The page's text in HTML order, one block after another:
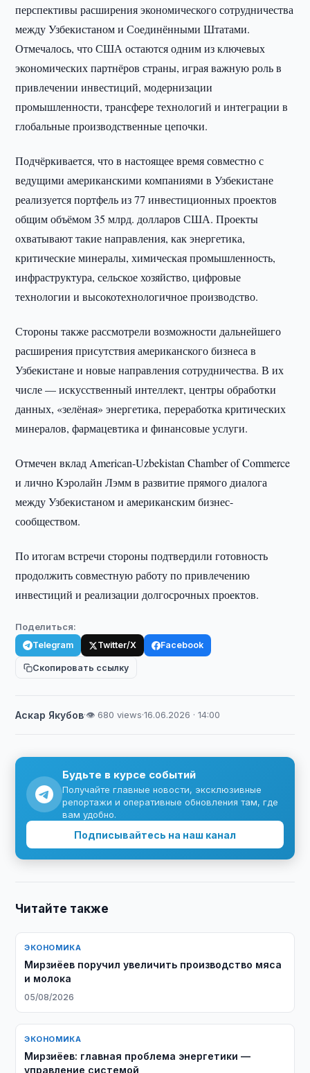
перспективы расширения экономического сотрудничества
между Узбекистаном и Соединёнными Штатами.
Отмечалось, что США остаются одним из ключевых
экономических партнёров страны, играя важную роль в
привлечении инвестиций, модернизации
промышленности, трансфере технологий и интеграции в
глобальные производственные цепочки.
Подчёркивается, что в настоящее время совместно с
ведущими американскими компаниями в Узбекистане
реализуется портфель из 77 инвестиционных проектов
общим объёмом 35 млрд. долларов США. Проекты
охватывают такие направления, как энергетика,
критические минералы, химическая промышленность,
инфраструктура, сельское хозяйство, цифровые
технологии и высокотехнологичное производство.
Стороны также рассмотрели возможности дальнейшего
расширения присутствия американского бизнеса в
Узбекистане и новые направления сотрудничества. В их
числе — искусственный интеллект, центры обработки
данных, «зелёная» энергетика, переработка критических
минералов, фармацевтика и финансовые услуги.
Отмечен вклад American-Uzbekistan Chamber of Commerce
и лично Кэролайн Лэмм в развитие прямого диалога
между Узбекистаном и американским бизнес-
сообществом.
По итогам встречи стороны подтвердили готовность
продолжить совместную работу по привлечению
инвестиций и реализации долгосрочных проектов.
Поделиться:
Telegram Twitter/X Facebook
Скопировать ссылку
Аскар Якубов·👁 680 views·16.06.2026 · 14:00
Будьте в курсе событий
Получайте главные новости, эксклюзивные
репортажи и оперативные обновления там, где
вам удобно.
Подписывайтесь на наш канал
Читайте также
ЭКОНОМИКА
Мирзиёев поручил увеличить производство мяса
и молока
05/08/2026
ЭКОНОМИКА
Мирзиёев: главная проблема энергетики —
управление системой